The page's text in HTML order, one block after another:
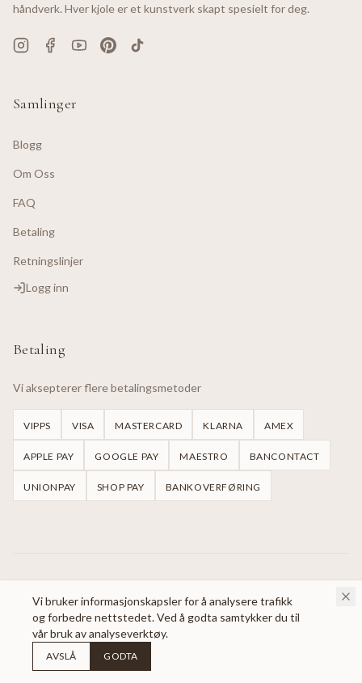
Vi bruker informasjonskapsler for å analysere trafikk
og forbedre nettstedet. Ved å godta samtykker du til
vår bruk av analyseverktøy.
AVSLÅ GODTA
håndverk. Hver kjole er et kunstverk skapt spesielt for deg.
Samlinger
Blogg
Om Oss
FAQ
Betaling
Retningslinjer
Logg inn
Betaling
Vi aksepterer flere betalingsmetoder
VIPPS VISA MASTERCARD KLARNA AMEX
APPLE PAY GOOGLE PAY MAESTRO BANCONTACT
UNIONPAY SHOP PAY BANKOVERFØRING
Utviklet av